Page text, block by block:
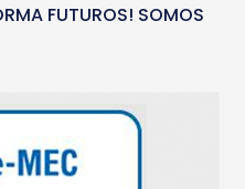
FUTUROS! SOMOS